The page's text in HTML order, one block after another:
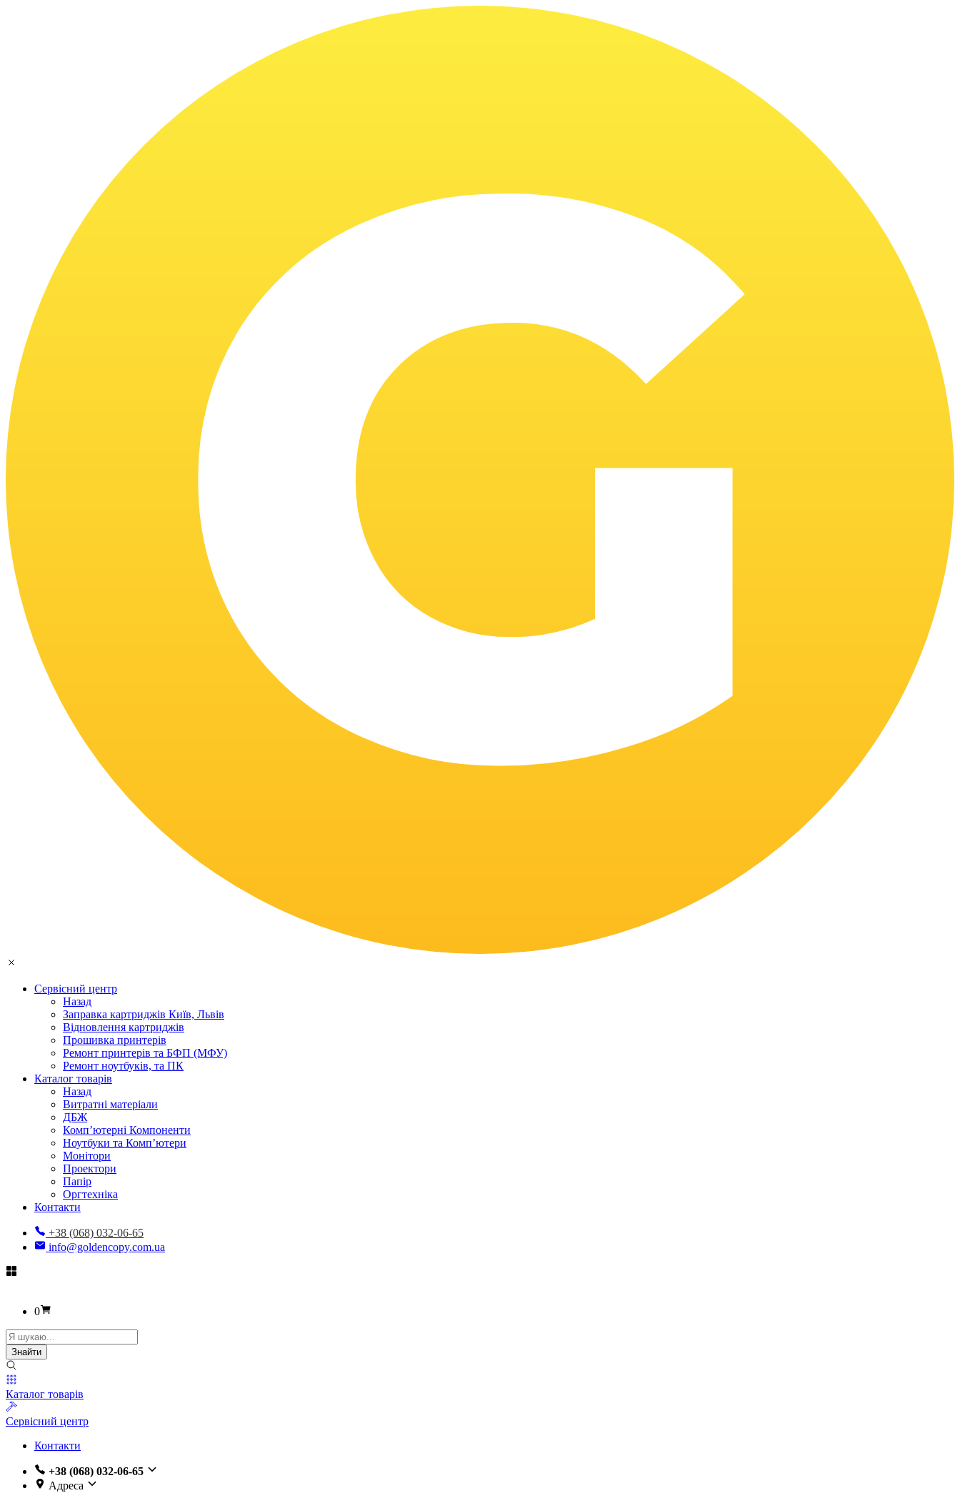
Сервісний центр
Назад
Заправка картриджів Київ, Львів
Відновлення картриджів
Прошивка принтерів
Ремонт принтерів та БФП (МФУ)
Ремонт ноутбуків, та ПК
Каталог товарів
Назад
Витратні матеріали
ДБЖ
Комп’ютерні Компоненти
Ноутбуки та Комп’ютери
Монітори
Проектори
Папір
Оргтехніка
Контакти
+38 (068) 032-06-65
info@goldencopy.com.ua
0
Пошук
товарів
Знайти
Каталог товарів
Сервісний центр
Контакти
+38 (068) 032-06-65
Адреса